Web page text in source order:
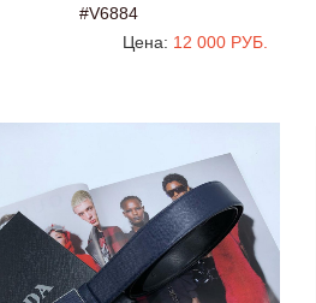
#V6884
Цена: 12 000 РУБ.